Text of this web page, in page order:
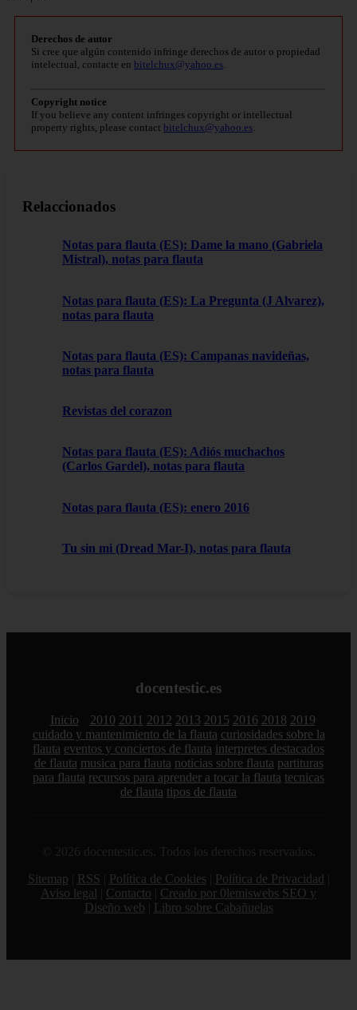
Derechos de autor
Si cree que algún contenido infringe derechos de autor o propiedad
intelectual, contacte en bitelchux@yahoo.es
Copyright notice
If you believe any content infringes copyright or intellectual
property rights, please contact bitelchux@yahoo.es
Relaccionados
Notas para flauta (ES): Dame la mano (Gabriela
Mistral), notas para flauta
Notas para flauta (ES): La Pregunta (J Alvarez),
notas para flauta
Notas para flauta (ES): Campanas navideñas,
notas para flauta
Revistas del corazon
Notas para flauta (ES): Adiós muchachos
(Carlos Gardel), notas para flauta
Notas para flauta (ES): enero 2016
Tu sin mi (Dread Mar-I), notas para flauta
docentestic.es
Inicio 2010 2011 2012 2013 2015 2016 2018 2019
cuidado y mantenimiento de la flauta curiosidades sobre la
flauta eventos y conciertos de flauta interpretes destacados
de flauta musica para flauta noticias sobre flauta partituras
para flauta recursos para aprender a tocar la flauta tecnicas
de flauta tipos de flauta
© 2026 docentestic.es. Todos los derechos reservados.
Sitemap
RSS Política de Cookies Política de Privacidad
Aviso legal
Contacto
Creado por 0lemiswebs SEO y
Diseño web
Libro sobre Cabañuelas